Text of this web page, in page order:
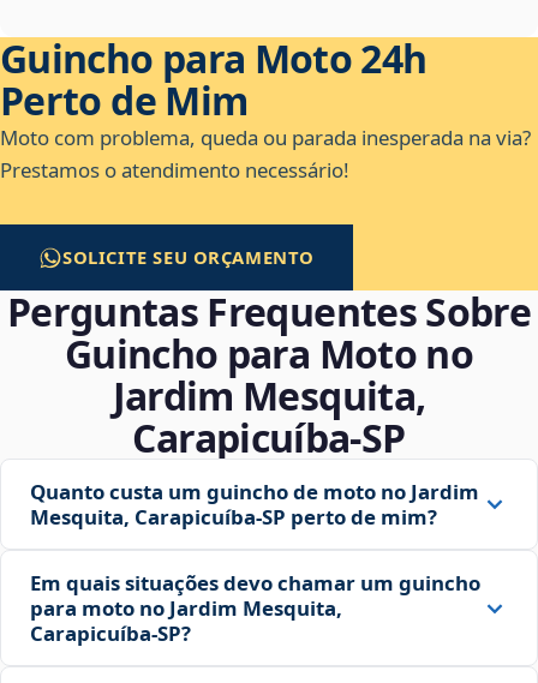
Guincho para Moto 24h
Perto de Mim
Moto com problema, queda ou parada inesperada na via?
Prestamos o atendimento necessário!
SOLICITE SEU ORÇAMENTO
Perguntas Frequentes Sobre
Guincho para Moto no
Jardim Mesquita,
Carapicuíba‑SP
Quanto custa um guincho de moto no Jardim
Mesquita, Carapicuíba‑SP perto de mim?
Em quais situações devo chamar um guincho
para moto no Jardim Mesquita,
Carapicuíba‑SP?